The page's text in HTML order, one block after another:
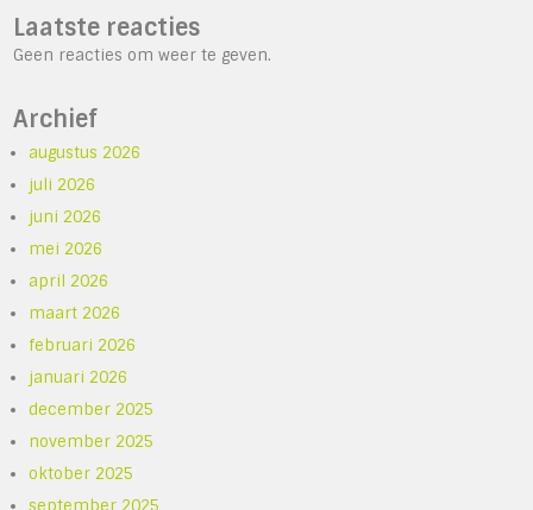
Laatste reacties
Geen reacties om weer te geven.
Archief
augustus 2026
juli 2026
juni 2026
mei 2026
april 2026
maart 2026
februari 2026
januari 2026
december 2025
november 2025
oktober 2025
september 2025